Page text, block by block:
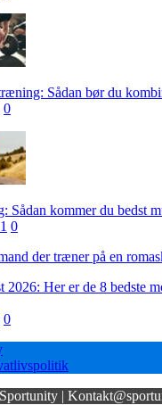
Sådan bør du
0
Sådan kommer du bedst
0
2026: Her er de 8 bedste
0
|